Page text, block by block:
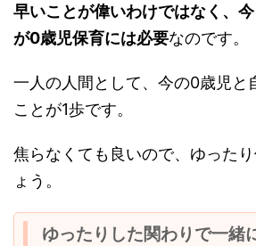
早いことが偉いわけではなく、
が0歳児保育には必要なのです。
一人の人間として、今の0歳児と
ことが1歩です。
焦らなくても良いので、ゆった
ょう。
ゆったりした関わりで一緒